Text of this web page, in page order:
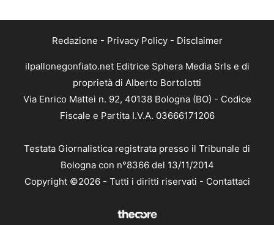
Redazione - Privacy Policy- Disclaimer
ilpallonegonfiato.net Editrice Sphera Media Srls e di
proprietà di Alberto Bortolotti
Via Enrico Mattei n. 92, 40138 Bologna (BO) - Codice
Fiscale e Partita I.V.A. 03666171206
Testata Giornalistica registrata presso il Tribunale di
Bologna con n°8366 del 13/11/2014
Copyright ©2026 - Tutti i diritti riservati - Contattaci